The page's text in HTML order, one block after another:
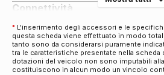
Connettività
Presa 12v aggiuntiva
Connessione ios - android
Eco
Start & stop
* L'inserimento degli accessori e le
questa scheda viene effettuato in modo
tanto sono da considerarsi puramente
tra le caratteristiche presentate nella scheda
dotazioni del veicolo non sono imputabili
costituiscono in alcun modo un vincolo